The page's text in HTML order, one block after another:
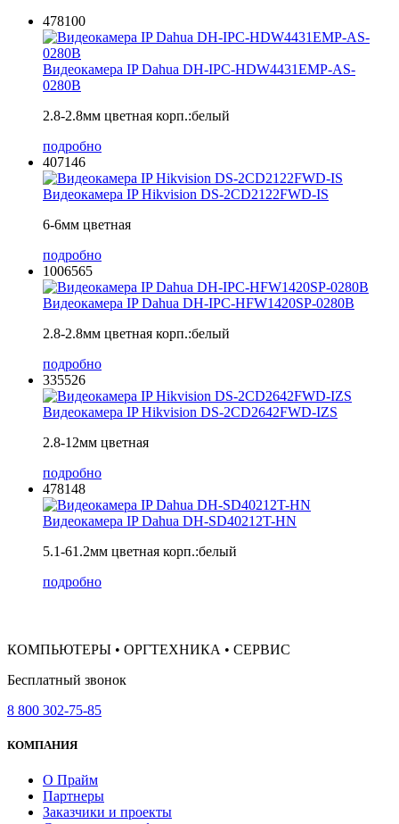
478100
Видеокамера IP Dahua DH-IPC-HDW4431EMP-AS-
0280B
2.8-2.8мм цветная корп.:белый
подробно
407146
Видеокамера IP Hikvision DS-2CD2122FWD-IS
6-6мм цветная
подробно
1006565
Видеокамера IP Dahua DH-IPC-HFW1420SP-0280B
2.8-2.8мм цветная корп.:белый
подробно
335526
Видеокамера IP Hikvision DS-2CD2642FWD-IZS
2.8-12мм цветная
подробно
478148
Видеокамера IP Dahua DH-SD40212T-HN
5.1-61.2мм цветная корп.:белый
подробно
КОМПЬЮТЕРЫ • ОРГТЕХНИКА • СЕРВИС
Бесплатный звонок
8 800 302-75-85
КОМПАНИЯ
О Прайм
Партнеры
Заказчики и проекты